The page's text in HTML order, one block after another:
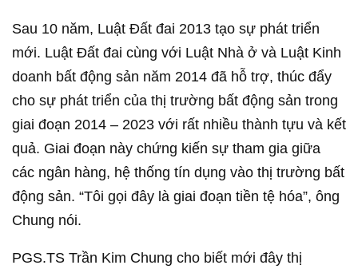
Sau 10 năm, Luật Đất đai 2013 tạo sự phát triển
mới. Luật Đất đai cùng với Luật Nhà ở và Luật Kinh
doanh bất động sản năm 2014 đã hỗ trợ, thúc đẩy
cho sự phát triển của thị trường bất động sản trong
giai đoạn 2014 – 2023 với rất nhiều thành tựu và kết
quả. Giai đoạn này chứng kiến sự tham gia giữa
các ngân hàng, hệ thống tín dụng vào thị trường bất
động sản. “Tôi gọi đây là giai đoạn tiền tệ hóa”, ông
Chung nói.
PGS.TS Trần Kim Chung cho biết mới đây thị